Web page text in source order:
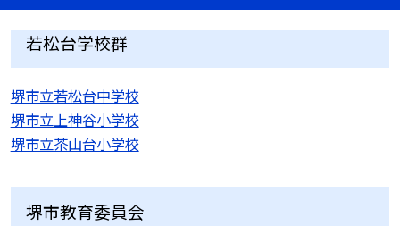
若松台学校群
堺市立若松台中学校
堺市立上神谷小学校
堺市立茶山台小学校
堺市教育委員会